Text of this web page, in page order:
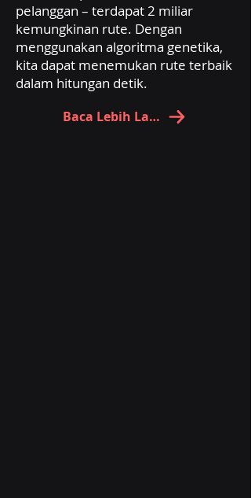
pelanggan – terdapat 2 miliar
kemungkinan rute. Dengan
menggunakan algoritma genetika,
kita dapat menemukan rute terbaik
dalam hitungan detik.
Baca Lebih Lanjut